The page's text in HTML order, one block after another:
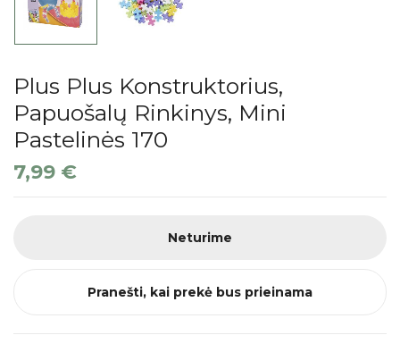
Plus Plus Konstruktorius,
Papuošalų Rinkinys, Mini
Pastelinės 170
7,99 €
Neturime
Pranešti, kai prekė bus prieinama